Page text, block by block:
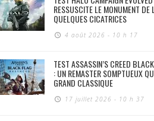
RESSUSCITE LE MONUMENT DE
QUELQUES CICATRICES
4 août 2026 - 10 h 17
TEST ASSASSIN’S CREED
: UN REMASTER SOMPTUEUX
GRAND CLASSIQUE
17 juillet 2026 - 10 h 37